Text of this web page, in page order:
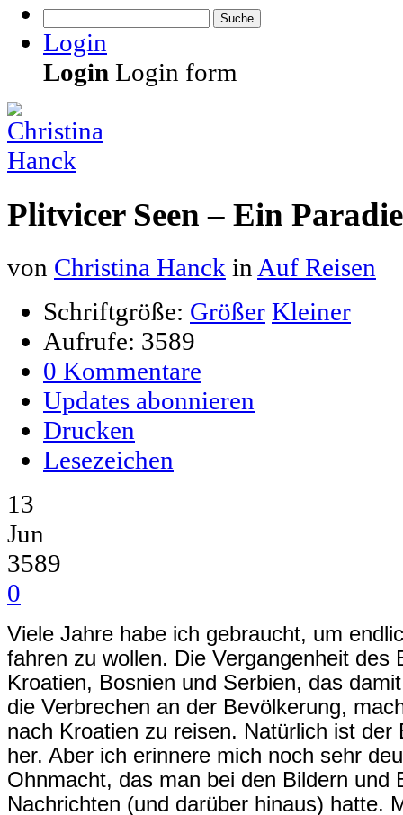
Suche
Login
Login Login form
Plitvicer Seen – Ein
von Christina Hanck in Auf Reisen
Schriftgröße: Größer Kleiner
Aufrufe: 3589
0 Kommentare
Updates abonnieren
Drucken
Lesezeichen
13
Jun
3589
0
Viele Jahre habe ich gebraucht, um
fahren zu wollen. Die Vergangenheit des
Kroatien, Bosnien und Serbien, das
die Verbrechen an der Bevölkerung,
nach Kroatien zu reisen. Natürlich ist der
her. Aber ich erinnere mich noch sehr
Ohnmacht, das man bei den Bildern und
Nachrichten (und darüber hinaus) hatte.